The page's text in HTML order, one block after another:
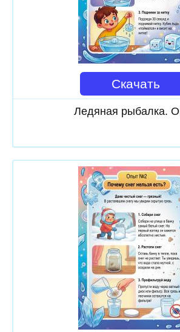
Скачать
Ледяная рыбалка.